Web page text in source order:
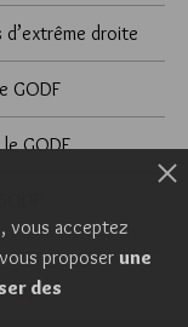
d’extrême droite
GODF
GODF
vous acceptez
proposer une
des